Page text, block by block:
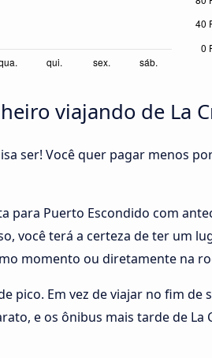
viajando de La
ser! Você quer pagar menos
para Puerto Escondido com
você terá a certeza de ter um
momento ou diretamente na
pico. Em vez de viajar no fim
e os ônibus mais tarde de